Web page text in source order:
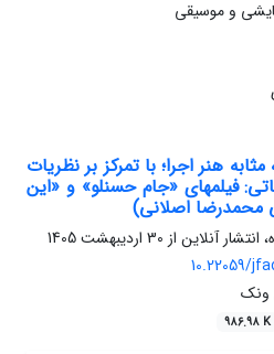
هنر اجرا؛ با تمرکز بر نظریات
فیلمهای «جام حسنلو» و «این
محمدرضا اصلانی)
انتشار آنلاین از 30 اردیبهشت 1405
10.22059/
ونک
986.98 K